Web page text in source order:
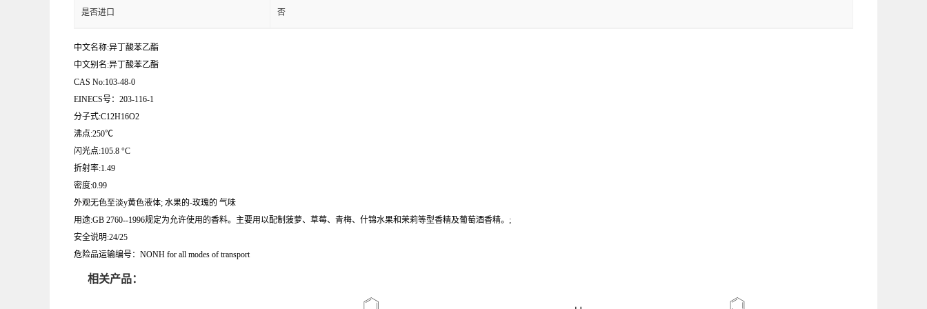
是否进口 否
中文名称:异丁酸苯乙酯
中文别名:异丁酸苯乙酯
CAS No:103-48-0
EINECS号：203-116-1
分子式:C12H16O2
沸点:250℃
闪光点:105.8 °C
折射率:1.49
密度:0.99
外观无色至淡y黄色液体; 水果的-玫瑰的 气味
用途:GB 2760--1996规定为允许使用的香料。主要用以配制菠萝、草莓、青梅、什锦水果和茉莉等型香精及葡萄酒香精。;
安全说明:24/25
危险品运输编号：NONH for all modes of transport
相关产品：